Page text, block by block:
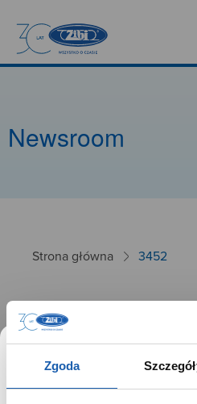
Zgoda
Newsroom
Strona główna 3452
3452
26.09.2024